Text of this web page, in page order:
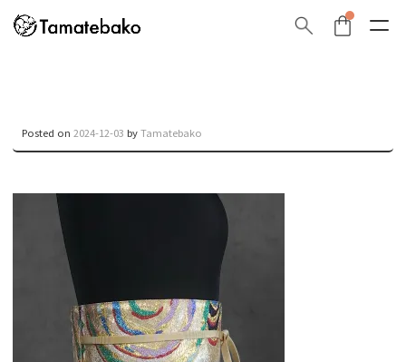
Posted on 2024-12-03 byTamatebako